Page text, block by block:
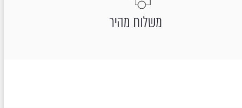
משלוח מהיר